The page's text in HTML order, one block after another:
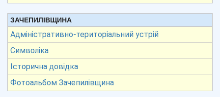
ЗАЧЕПИЛІВЩИНА
Адміністративно-територіальний устрій
Символіка
Історична довідка
Фотоальбом Зачепилівщина